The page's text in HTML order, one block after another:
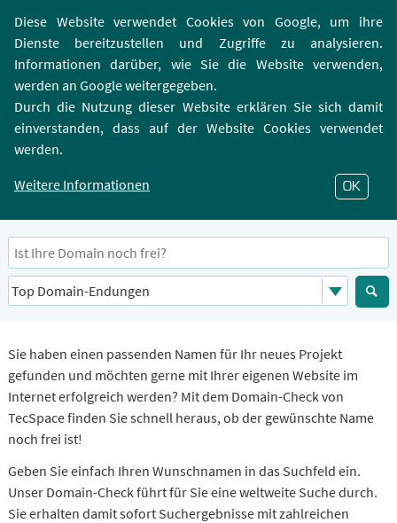
Diese Website verwendet Cookies von Google, um ihre
Dienste bereitzustellen und Zugriffe zu analysieren.
Informationen darüber, wie Sie die Website verwenden,
werden an Google weitergegeben.
Durch die Nutzung dieser Website erklären Sie sich damit
einverstanden, dass auf der Website Cookies verwendet
werden.
Weitere Informationen
OK
Domain Check
Echtzeit
Domains in Echtzeit auf Verfügbarkeit prüfen und registrieren
Sie haben einen passenden Namen für Ihr neues Projekt
gefunden und möchten gerne mit Ihrer eigenen Website im
Internet erfolgreich werden? Mit dem Domain-Check von
TecSpace finden Sie schnell heraus, ob der gewünschte Name
noch frei ist!
Geben Sie einfach Ihren Wunschnamen in das Suchfeld ein.
Unser Domain-Check führt für Sie eine weltweite Suche durch.
Sie erhalten damit sofort Suchergebnisse mit zahlreichen